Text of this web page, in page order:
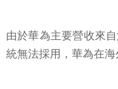
由於華為主要營收來
統無法採用，華為在海